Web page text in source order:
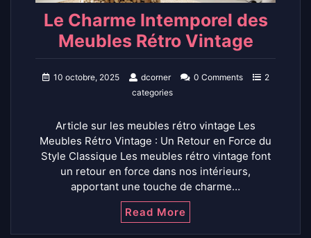
Le Charme Intemporel des
Meubles Rétro Vintage
10 octobre, 2025 dcorner 0 Comments
2
categories
Article sur les meubles rétro vintage Les
Meubles Rétro Vintage : Un Retour en Force du
Style Classique Les meubles rétro vintage font
un retour en force dans nos intérieurs,
apportant une touche de charme…
Read More